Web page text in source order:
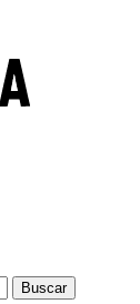
Buscar